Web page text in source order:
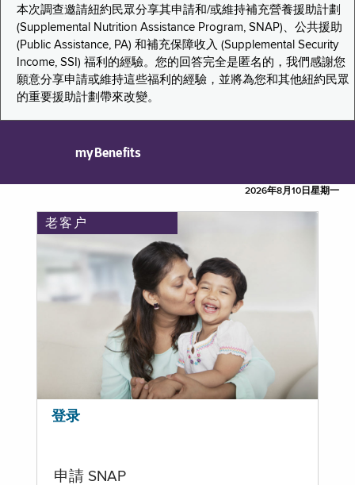
本次調查邀請紐約民眾分享其申請和/或維持補充營養援助計劃
(Supplemental Nutrition Assistance Program, SNAP)、公共援助
(Public Assistance, PA) 和補充保障收入 (Supplemental Security
Income, SSI) 福利的經驗。您的回答完全是匿名的，我們感謝您
願意分享申請或維持這些福利的經驗，並將為您和其他紐約民眾
的重要援助計劃帶來改變。
myBenefits
2026年8月10日星期一
老客户
登录
申請 SNAP